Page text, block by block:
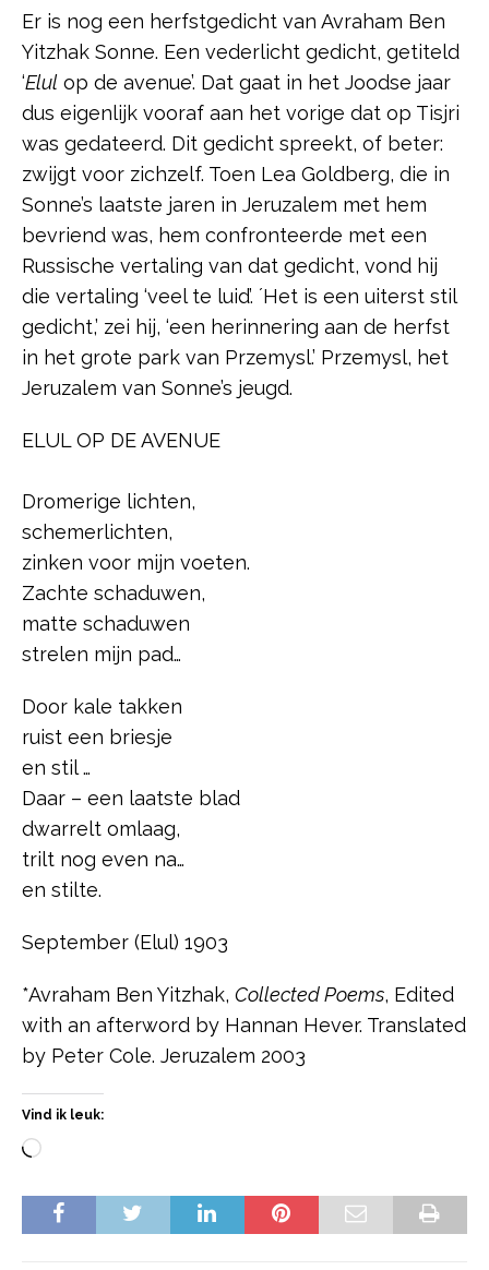
Er is nog een herfstgedicht van Avraham Ben
Yitzhak Sonne. Een vederlicht gedicht, getiteld
‘Elul op de avenue’. Dat gaat in het Joodse jaar
dus eigenlijk vooraf aan het vorige dat op Tisjri
was gedateerd. Dit gedicht spreekt, of beter:
zwijgt voor zichzelf. Toen Lea Goldberg, die in
Sonne’s laatste jaren in Jeruzalem met hem
bevriend was, hem confronteerde met een
Russische vertaling van dat gedicht, vond hij
die vertaling ‘veel te luid’. ´Het is een uiterst stil
gedicht,’ zei hij, ‘een herinnering aan de herfst
in het grote park van Przemysl.’ Przemysl, het
Jeruzalem van Sonne’s jeugd.
ELUL OP DE AVENUE
Dromerige lichten,
schemerlichten,
zinken voor mijn voeten.
Zachte schaduwen,
matte schaduwen
strelen mijn pad…
Door kale takken
ruist een briesje
en stil …
Daar – een laatste blad
dwarrelt omlaag,
trilt nog even na…
en stilte.
September (Elul) 1903
*Avraham Ben Yitzhak, Collected Poems, Edited
with an afterword by Hannan Hever. Translated
by Peter Cole. Jeruzalem 2003
Vind ik leuk: